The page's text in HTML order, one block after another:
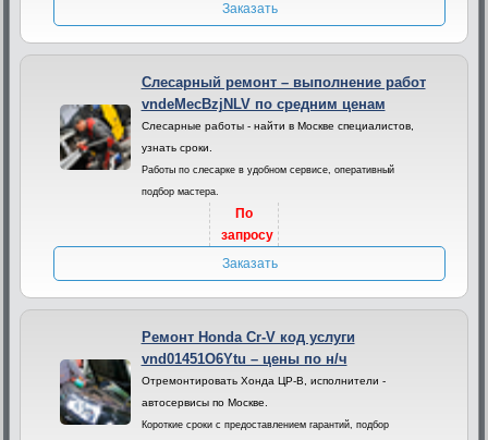
Заказать
Слесарный ремонт – выполнение работ
vndeMecBzjNLV по средним ценам
Слесарные работы - найти в Москве специалистов,
узнать сроки.
Работы по слесарке в удобном сервисе, оперативный
подбор мастера.
По
запросу
Заказать
Ремонт Honda Cr-V код услуги
vnd01451O6Ytu – цены по н/ч
Отремонтировать Хонда ЦР-В, исполнители -
автосервисы по Москве.
Короткие сроки с предоставлением гарантий, подбор